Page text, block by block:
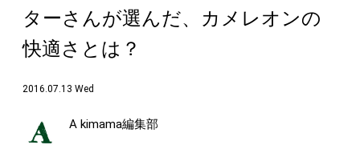
ターさんが選んだ、カメレオンの
快適さとは？
2016.07.13 Wed
A kimama編集部